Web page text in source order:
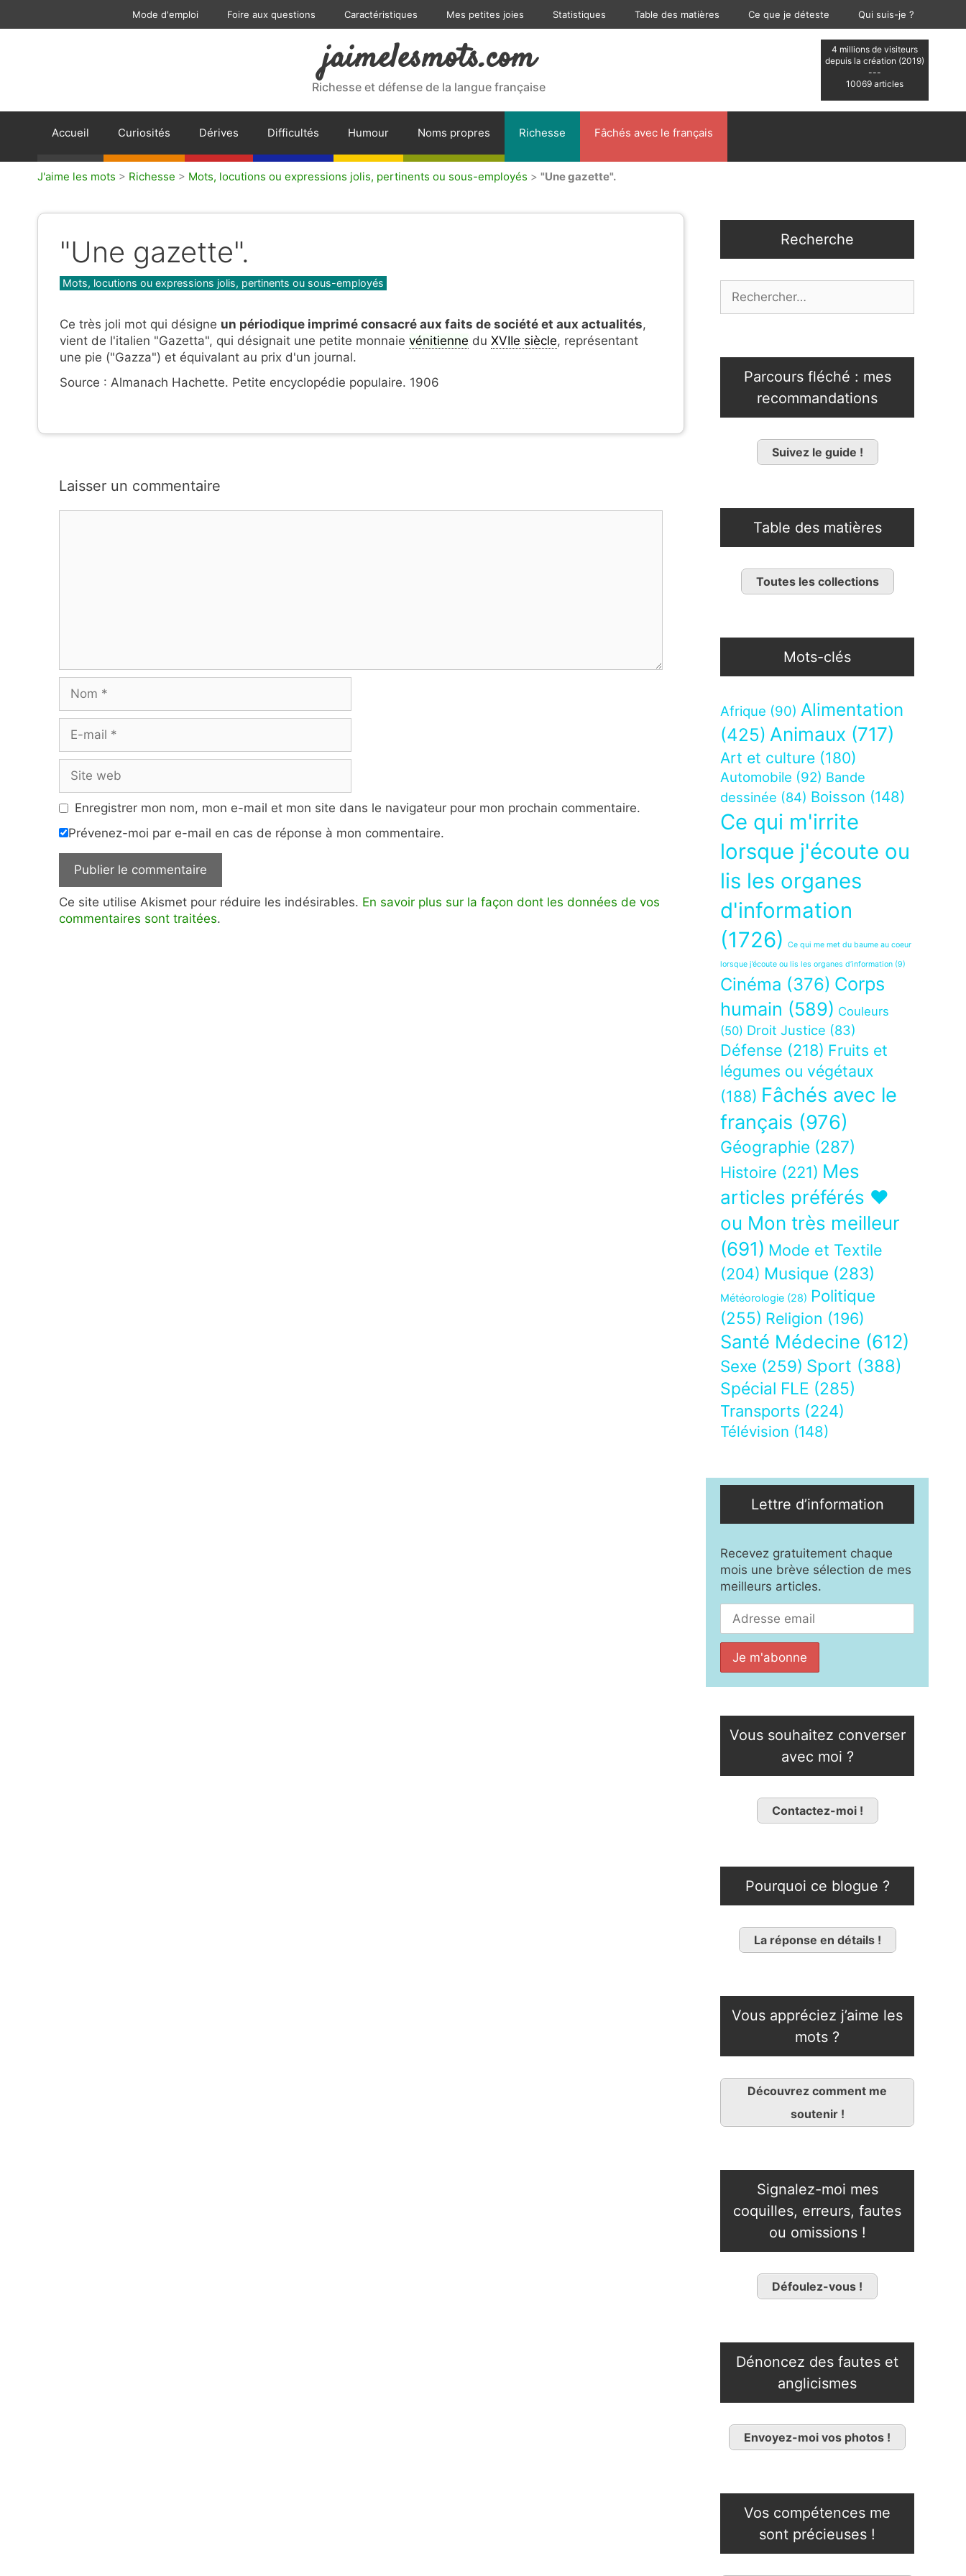
Mode d'emploi Foire aux questions Caractéristiques Mes petites joies Statistiques Table des matières Ce que je déteste Qui suis-je ?
4 millions de visiteurs
depuis la création (2019)
---
10069 articles
jaimelesmots.com
Richesse et défense de la langue française
Accueil Curiosités Dérives Difficultés Humour Noms propres Richesse Fâchés avec le français
J'aime les mots > Richesse > Mots, locutions ou expressions jolis, pertinents ou sous-employés > "Une gazette".
"Une gazette".
Catégories
Mots, locutions ou expressions jolis, pertinents ou sous-employés
Ce très joli mot qui désigne un périodique imprimé consacré aux faits de société et aux actualités,
vient de l'italien "Gazetta", qui désignait une petite monnaie vénitienne du XVIIe siècle, représentant
une pie ("Gazza") et équivalant au prix d'un journal.
Source : Almanach Hachette. Petite encyclopédie populaire. 1906
Laisser un commentaire
mail
web
Enregistrer mon nom, mon e-mail et mon site dans le navigateur pour mon prochain commentaire.
Prévenez-moi par e-mail en cas de réponse à mon commentaire.
Ce site utilise Akismet pour réduire les indésirables. En savoir plus sur la façon dont les données de vos
commentaires sont traitées.
Recherche
Parcours fléché : mes
recommandations
Suivez le guide !
Table des matières
Toutes les collections
Mots-clés
Afrique (90) Alimentation
(425) Animaux (717)
Art et culture (180)
Automobile (92) Bande
dessinée (84) Boisson (148)
Ce qui m'irrite
lorsque j'écoute ou
lis les organes
d'information
(1726)
Ce qui me met du baume au coeur
lorsque j’écoute ou lis les organes d’information (9)
Cinéma (376) Corps
humain (589) Couleurs
(50) Droit Justice (83)
Défense (218) Fruits et
légumes ou végétaux
(188) Fâchés avec le
français (976)
Géographie (287)
Histoire (221) Mes
articles préférés ❤
ou Mon très meilleur
(691) Mode et Textile
(204) Musique (283)
Météorologie (28) Politique
(255) Religion (196)
Santé Médecine (612)
Sexe (259) Sport (388)
Spécial FLE (285)
Transports (224)
Télévision (148)
Lettre d’information
Recevez gratuitement chaque
mois une brève sélection de mes
meilleurs articles.
Vous souhaitez converser
avec moi ?
Contactez-moi !
Pourquoi ce blogue ?
La réponse en détails !
Vous appréciez j’aime les
mots ?
Découvrez comment me
soutenir !
Signalez-moi mes
coquilles, erreurs, fautes
ou omissions !
Défoulez-vous !
Dénoncez des fautes et
anglicismes
Envoyez-moi vos photos !
Vos compétences me
sont précieuses !